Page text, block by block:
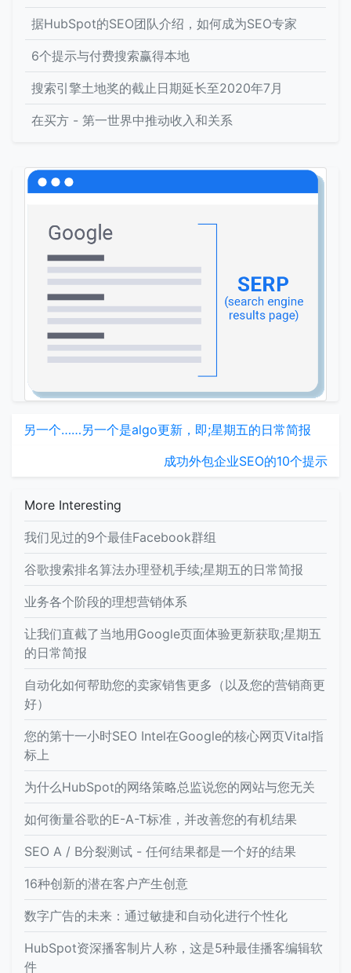
据HubSpot的SEO团队介绍，如何成为SEO专家
6个提示与付费搜索赢得本地
搜索引擎土地奖的截止日期延长至2020年7月
在买方 - 第一世界中推动收入和关系
另一个……另一个是algo更新，即;星期五的日常简报
成功外包企业SEO的10个提示
More Interesting
我们见过的9个最佳Facebook群组
谷歌搜索排名算法办理登机手续;星期五的日常简报
业务各个阶段的理想营销体系
让我们直截了当地用Google页面体验更新获取;星期五
的日常简报
自动化如何帮助您的卖家销售更多（以及您的营销商更
好）
您的第十一小时SEO Intel在Google的核心网页Vital指
标上
为什么HubSpot的网络策略总监说您的网站与您无关
如何衡量谷歌的E-A-T标准，并改善您的有机结果
SEO A / B分裂测试 - 任何结果都是一个好的结果
16种创新的潜在客户产生创意
数字广告的未来：通过敏捷和自动化进行个性化
HubSpot资深播客制片人称，这是5种最佳播客编辑软
件